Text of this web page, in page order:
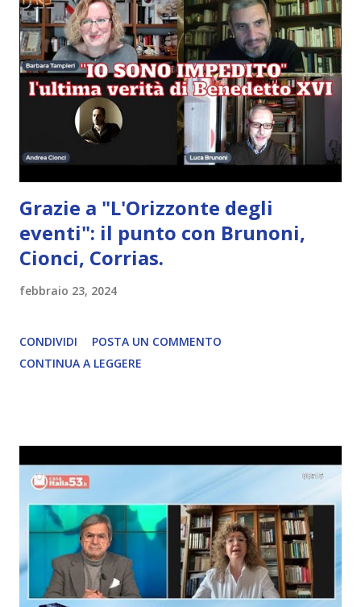
Grazie a "L'Orizzonte degli
eventi": il punto con Brunoni,
Cionci, Corrias.
febbraio 23, 2024
CONDIVIDI
POSTA UN COMMENTO
CONTINUA A LEGGERE